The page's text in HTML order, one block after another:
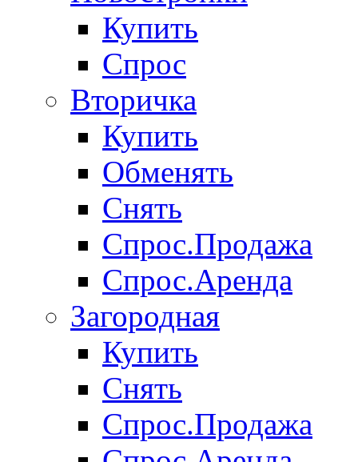
Купить
Спрос
Вторичка
Купить
Обменять
Снять
Спрос.Продажа
Спрос.Аренда
Загородная
Купить
Снять
Спрос.Продажа